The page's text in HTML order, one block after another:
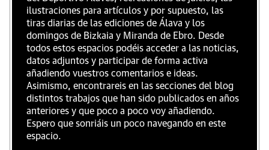
ilustraciones para artículos y por supuesto, las
tiras diarias de las ediciones de Álava y los
domingos de Bizkaia y Miranda de Ebro. Desde
todos estos espacios podéis acceder a las noticias,
datos adjuntos y participar de forma activa
añadiendo vuestros comentarios e ideas.
Asimismo, encontrareis en las secciones del blog
distintos trabajos que han sido publicados en años
anteriores y que poco a poco voy añadiendo.
Espero que sonriáis un poco navegando en este
espacio.